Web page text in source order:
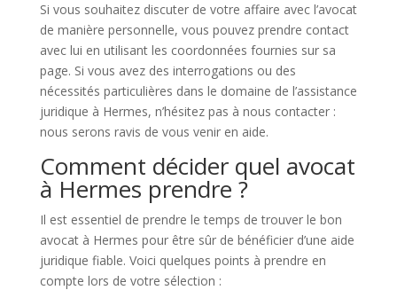
Si vous souhaitez discuter de votre affaire avec l’avocat
de manière personnelle, vous pouvez prendre contact
avec lui en utilisant les coordonnées fournies sur sa
page. Si vous avez des interrogations ou des
nécessités particulières dans le domaine de l’assistance
juridique à Hermes, n’hésitez pas à nous contacter :
nous serons ravis de vous venir en aide.
Comment décider quel avocat
à Hermes prendre ?
Il est essentiel de prendre le temps de trouver le bon
avocat à Hermes pour être sûr de bénéficier d’une aide
juridique fiable. Voici quelques points à prendre en
compte lors de votre sélection :